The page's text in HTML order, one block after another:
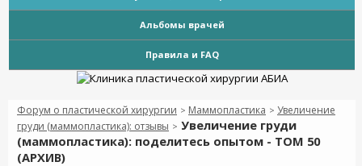
Альбомы врачей
Правила и FAQ
Форум о пластической хирургии > Маммопластика > Увеличение
груди (маммопластика): отзывы > Увеличение груди
(маммопластика): поделитесь опытом - ТОМ 50
(АРХИВ)